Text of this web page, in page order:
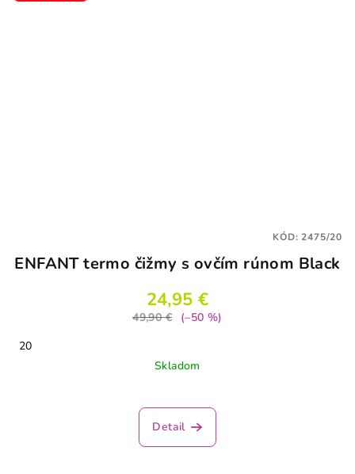
ENFANT termo čižmy s ovčím rúnom Black
24,95 €
49,90 €
(–50 %)
20
Skladom
hodnotenie
produktu
Detail
KÓD:2475/20